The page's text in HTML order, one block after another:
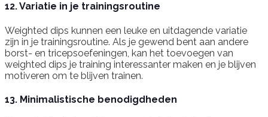
12. Variatie in je trainingsroutine
Weighted dips kunnen een leuke en uitdagende variatie
zijn in je trainingsroutine. Als je gewend bent aan andere
borst- en tricepsoefeningen, kan het toevoegen van
weighted dips je training interessanter maken en je blijven
motiveren om te blijven trainen.
13. Minimalistische benodigdheden